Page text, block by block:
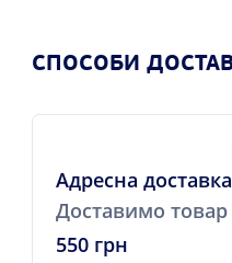
СПОСОБИ
Адресна доставка
Доставимо
550 грн